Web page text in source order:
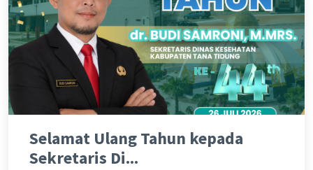
Selamat Ulang Tahun kepada
Sekretaris Di...